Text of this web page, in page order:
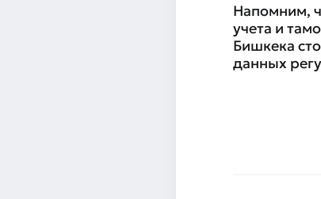
Напомним,
учета и
Бишкека
данных